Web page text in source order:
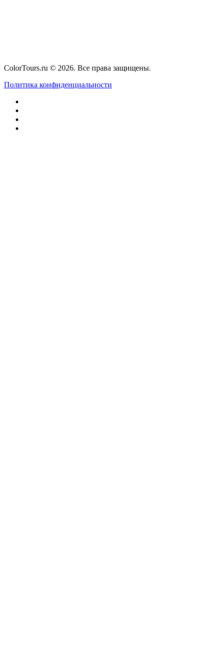
ColorTours.ru © 2026. Все права защищены.
Политика конфиденциальности